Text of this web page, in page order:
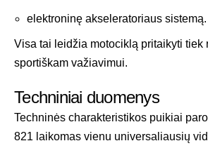
elektroninę akseleratoriaus sistemą.
Visa tai leidžia motociklą pritaikyti tiek
sportiškam važiavimui.
Techniniai duomenys
Techninės charakteristikos puikiai
821 laikomas vienu universaliausių